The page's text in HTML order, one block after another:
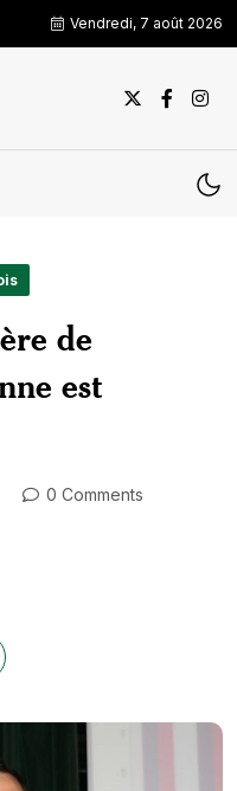
Vendredi, 7 août 2026
de
est
0 Comments